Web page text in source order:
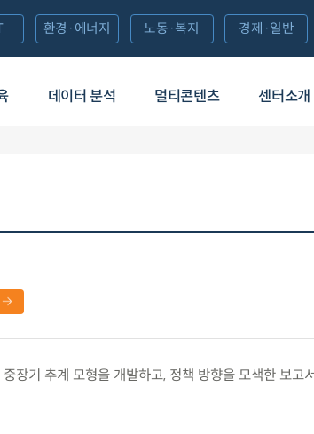
데이터 분석 멀티콘텐츠 센터소개
환경·에너지 노동·복지 경제·일반
장기 추계 모형을 개발하고, 정책 방향을 모색한 보고